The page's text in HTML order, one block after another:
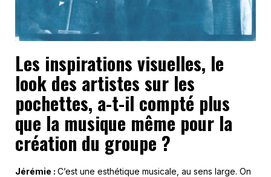
Les inspirations visuelles, le
look des artistes sur les
pochettes, a-t-il compté plus
que la musique même pour la
création du groupe ?
Jérémie : C’est une esthétique musicale, au sens large. On